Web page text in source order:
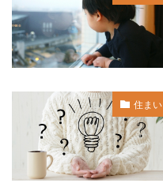
住まい